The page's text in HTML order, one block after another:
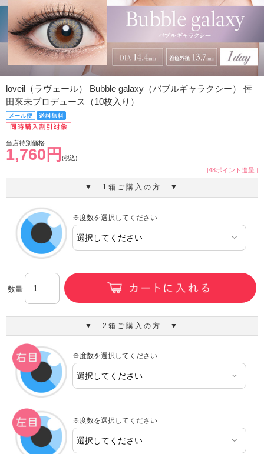
loveil（ラヴェール） Bubble galaxy（バブルギャラクシー） 倖
田來未プロデュース（10枚入り）
当店特別価格
1,760円 (税込)
[48ポイント進呈 ]
▼ 1箱ご購入の方 ▼
※度数を選択してください
数量
▼ 2箱ご購入の方 ▼
※度数を選択してください
※度数を選択してください